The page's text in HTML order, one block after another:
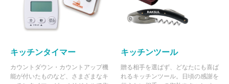
キッチンタイマー
カウントダウン・カウントアップ機
能が付いたものなど、さまざまなキ
キッチンツール
贈る相手を選ばず、どなたにも喜ば
れるキッチンツール。日頃の感謝を